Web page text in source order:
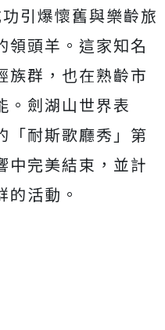
引爆懷舊與樂齡旅
領頭羊。這家知名
族群，也在熟齡市
。劍湖山世界表
「耐斯歌廳秀」第
中完美結束，並計
活動。